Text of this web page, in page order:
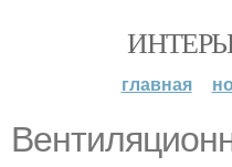
главная